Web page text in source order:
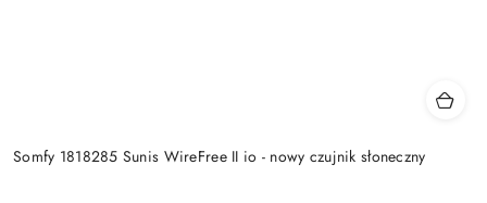
Somfy 1818285 Sunis WireFree II io - nowy czujnik słoneczny